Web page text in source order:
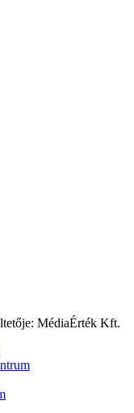
MédiaÉrték Kft.